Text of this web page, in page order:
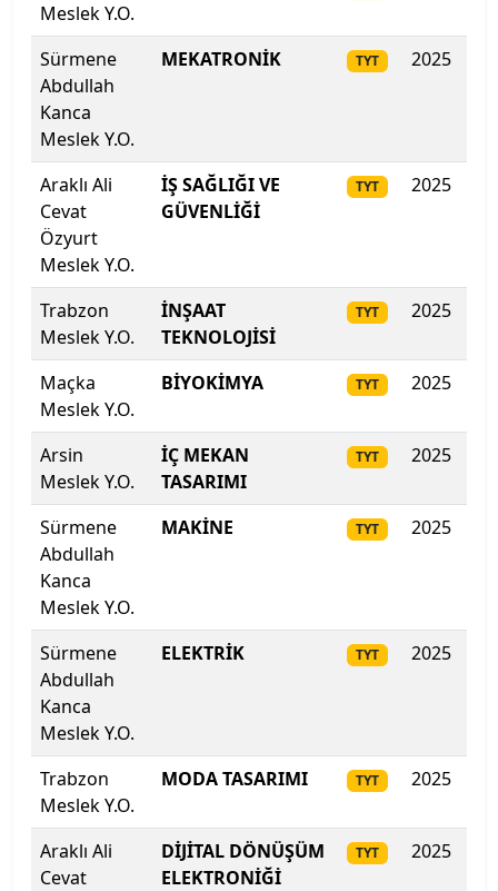
Kütahya Sağlık Bilimleri Üniversitesi
Lefke Avrupa Üniversitesi
Lokman Hekim Üniversitesi
Malatya Turgut Özal Üniversitesi
Maltepe Üniversitesi
Manisa Celâl Bayar Üniversitesi
Mardin Artuklu Üniversitesi
Marmara Üniversitesi
MEF Üniversitesi
Mersin Üniversitesi
Mimar Sinan Güzel Sanatlar Üniversitesi
Mudanya Üniversitesi
Muğla Sıtkı Koçman Üniversitesi
Munzur Üniversitesi
Muş Alparslan Üniversitesi
Necmettin Erbakan Üniversitesi
Meslek Y.O.
Sürmene
Abdullah
Kanca
Meslek Y.O.
MEKATRONİK TYT 2025
Araklı Ali
Cevat
Özyurt
Meslek Y.O.
İŞ SAĞLIĞI VE
GÜVENLİĞİ
TYT 2025
Trabzon
Meslek Y.O.
İNŞAAT
TEKNOLOJİSİ
TYT 2025
Maçka
Meslek Y.O.
BİYOKİMYA TYT 2025
Arsin
Meslek Y.O.
İÇ MEKAN
TASARIMI
TYT 2025
Sürmene
Abdullah
Kanca
Meslek Y.O.
MAKİNE TYT 2025
Sürmene
Abdullah
Kanca
Meslek Y.O.
ELEKTRİK TYT 2025
Trabzon
Meslek Y.O.
MODA TASARIMI TYT 2025
Araklı Ali
Cevat
DİJİTAL DÖNÜŞÜM
ELEKTRONİĞİ
TYT 2025